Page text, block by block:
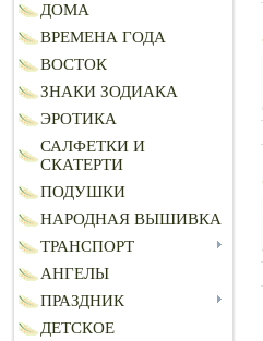
ДОМА
ВРЕМЕНА ГОДА
ВОСТОК
ЗНАКИ ЗОДИАКА
ЭРОТИКА
САЛФЕТКИ И
СКАТЕРТИ
ПОДУШКИ
НАРОДНАЯ ВЫШИВКА
ТРАНСПОРТ
АНГЕЛЫ
ПРАЗДНИК
ДЕТСКОЕ